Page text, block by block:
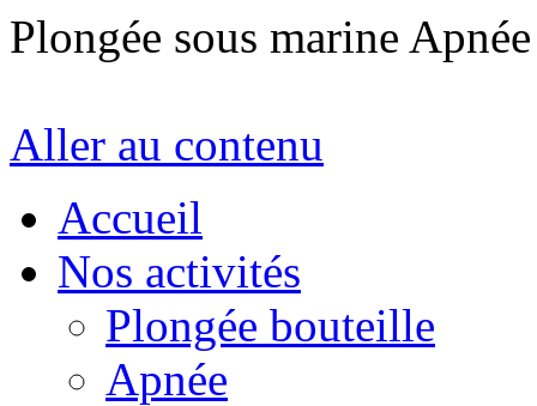
Plongée sous marine
Aller au contenu
Accueil
Nos activités
Plongée bouteille
Apnée